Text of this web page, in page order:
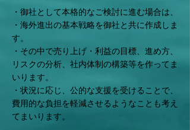
・御社として本格的なご検討に進む場合は、
・海外進出の基本戦略を御社と共に作成しま
す。
・その中で売り上げ・利益の目標、進め方、
リスクの分析、社内体制の構築等を作ってま
いります。
・状況に応じ、公的な支援を受けることで、
費用的な負担を軽減させるようなことも考え
てまいります。